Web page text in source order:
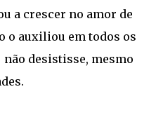
a crescer no amor de
o auxiliou em todos os
desistisse, mesmo